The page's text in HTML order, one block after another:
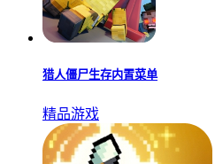
精品游戏